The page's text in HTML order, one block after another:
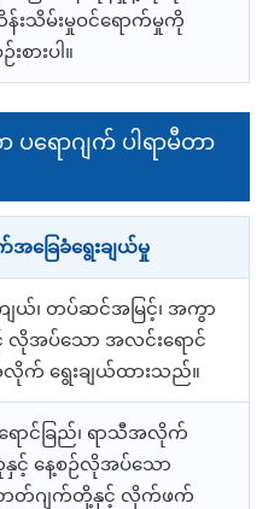
န်းသိမ်းမှုဝင်ရောက်မှုကို
ားပါ။
ရောဂျက် ပါရာမီတာ
အခြေခံရွေးချယ်မှု
ယ်၊ တပ်ဆင်အမြင့်၊ အကွာ
လိုအပ်သော အလင်းရောင်
က် ရွေးချယ်ထားသည်။
ောင်ခြည်၊ ရာသီအလိုက်
င့် နေ့စဉ်လိုအပ်သော
ဘတ်ဂျက်တို့နှင့် လိုက်ဖက်